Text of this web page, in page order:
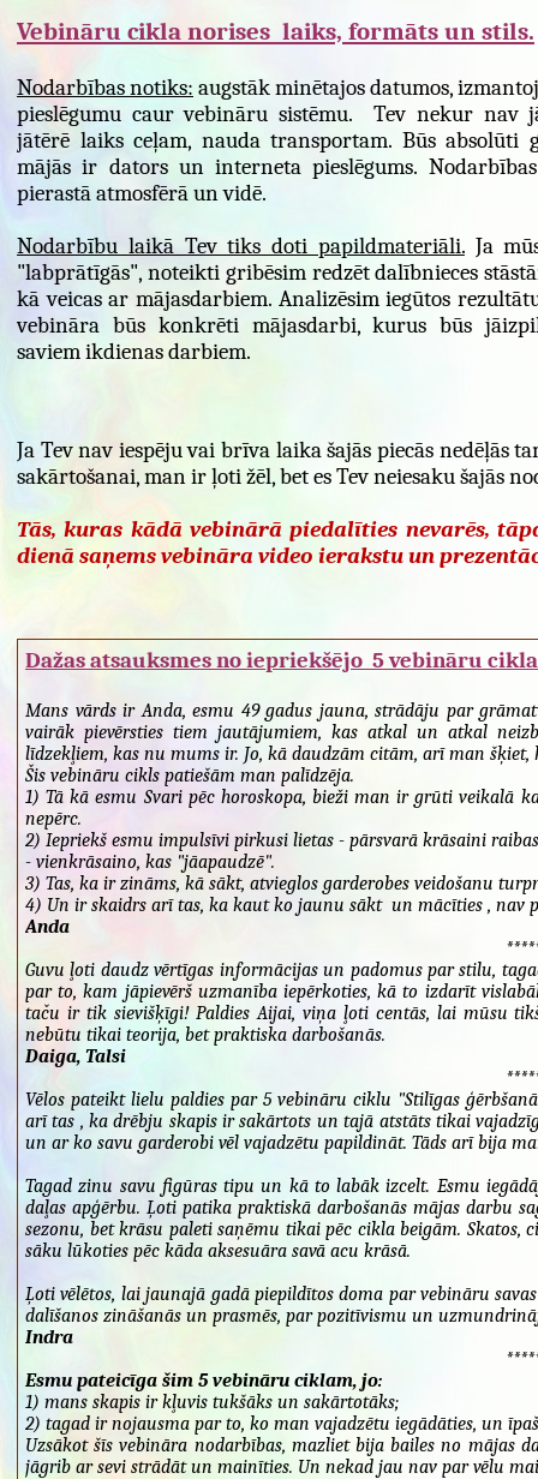
Dažas atsauksmes no iepriekšējo 5 vebināru
Mans vārds ir Anda, esmu 49 gadus jauna, strādāju par
vairāk pievērsties tiem jautājumiem, kas atkal un atkal
līdzekļiem, kas nu mums ir. Jo, kā daudzām citām, arī man
Šis vebināru cikls patiešām man palīdzēja.
1) Tā kā esmu Svari pēc horoskopa, bieži man ir grūti veikalā
nepērc.
2) Iepriekš esmu impulsīvi pirkusi lietas - pārsvarā krāsaini
- vienkrāsaino, kas "jāapaudzē".
3) Tas, ka ir zināms, kā sākt, atvieglos garderobes veidošanu
4) Un ir skaidrs arī tas, ka kaut ko jaunu sākt un mācīties , nav
Anda
Guvu ļoti daudz vērtīgas informācijas un padomus par stilu,
par to, kam jāpievērš uzmanība iepērkoties, kā to izdarīt
taču ir tik sievišķīgi! Paldies Aijai, viņa ļoti centās, lai mūsu
nebūtu tikai teorija, bet praktiska darbošanās.
Daiga, Talsi
Vēlos pateikt lielu paldies par 5 vebināru ciklu "Stilīgas
arī tas , ka drēbju skapis ir sakārtots un tajā atstāts tikai
un ar ko savu garderobi vēl vajadzētu papildināt. Tāds arī bija
Tagad zinu savu figūras tipu un kā to labāk izcelt. Esmu
daļas apģērbu. Ļoti patika praktiskā darbošanās mājas darbu
sezonu, bet krāsu paleti saņēmu tikai pēc cikla beigām.
sāku lūkoties pēc kāda aksesuāra savā acu krāsā.
Ļoti vēlētos, lai jaunajā gadā piepildītos doma par vebināru
dalīšanos zināšanās un prasmēs, par pozitīvismu un
Indra
Esmu pateicīga šim 5 vebināru ciklam, jo:
1) mans skapis ir kļuvis tukšāks un sakārtotāks;
2) tagad ir nojausma par to, ko man vajadzētu iegādāties, un
Uzsākot šīs vebināra nodarbības, mazliet bija bailes no mājas
jāgrib ar sevi strādāt un mainīties. Un nekad jau nav par vēlu
Vebināru cikla norises laiks, formāts un stils.
Nodarbības notiks: augstāk minētajos datumos,
pieslēgumu caur vebināru sistēmu. Tev nekur nav
jātērē laiks ceļam, nauda transportam. Būs absolūti
mājās ir dators un interneta pieslēgums.
pierastā atmosfērā un vidē.
Nodarbību laikā Tev tiks doti papildmateriāli.Ja
"labprātīgās", noteikti gribēsim redzēt dalībnieces
kā veicas ar mājasdarbiem. Analizēsim iegūtos
vebināra būs konkrēti mājasdarbi, kurus būs
saviem ikdienas darbiem.
Ja Tev nav iespēju vai brīva laika šajās piecās nedēļās
sakārtošanai, man ir ļoti žēl, bet es Tev neiesaku šajās
Tās, kuras kādā vebinārā piedalīties nevarēs,
dienā saņems vebināra video ierakstu un